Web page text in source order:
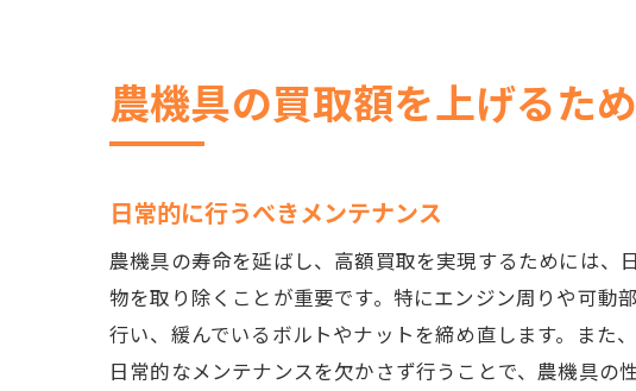
売却
購入
農機具の買取額を上げるた
日常的に行うべきメンテナンス
農機具の寿命を延ばし、高額買取を実現するためには
物を取り除くことが重要です。特にエンジン周りや可動
行い、緩んでいるボルトやナットを締め直します。また
日常的なメンテナンスを欠かさず行うことで、農機具